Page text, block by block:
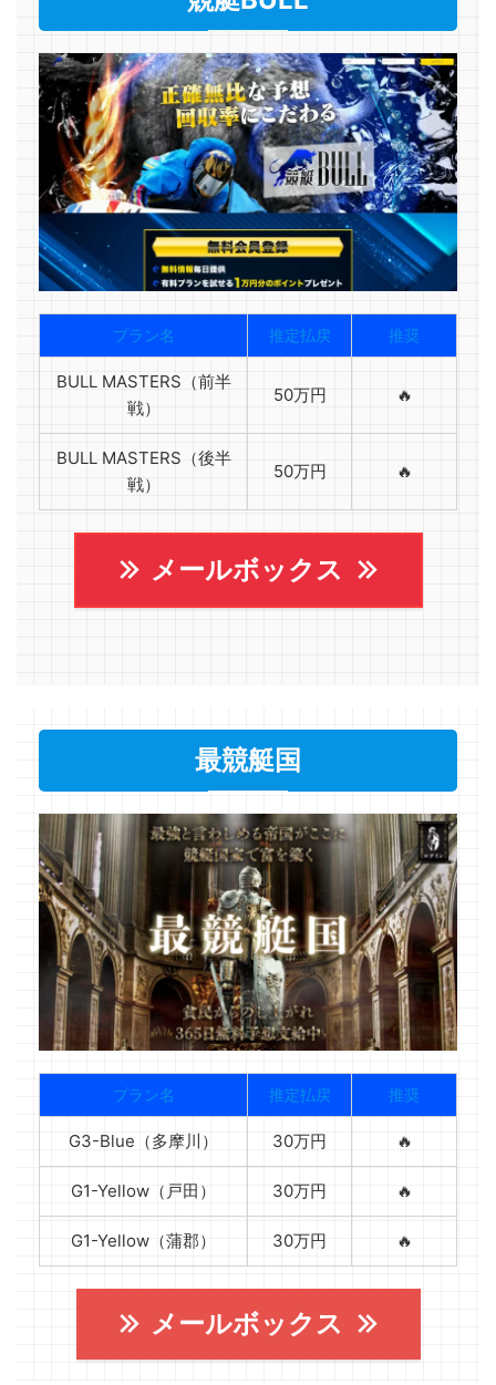
プラン名 推定払戻 推奨
BULL MASTERS（前半
戦）
50万円 🔥
BULL MASTERS（後半
戦）
50万円 🔥
メールボックス
最競艇国
プラン名 推定払戻 推奨
G3-Blue（多摩川） 30万円 🔥
G1-Yellow（戸田） 30万円 🔥
G1-Yellow（蒲郡） 30万円 🔥
メールボックス